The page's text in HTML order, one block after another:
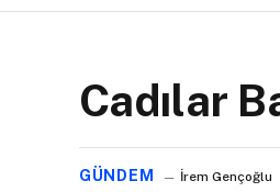
Cadılar
GÜNDEM İrem Gençoğlu